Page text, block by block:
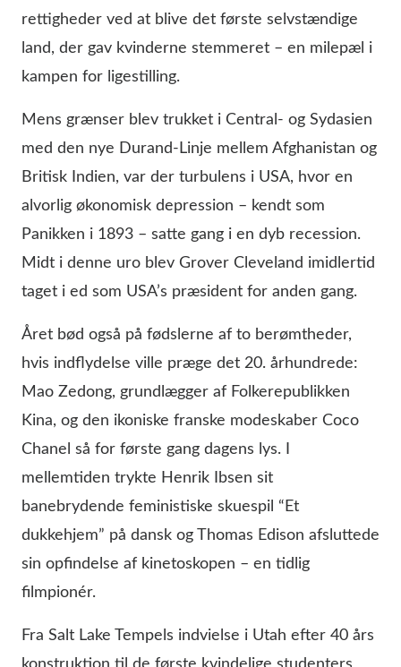
rettigheder ved at blive det første selvstændige
land, der gav kvinderne stemmeret – en milepæl i
kampen for ligestilling.
Mens grænser blev trukket i Central- og Sydasien
med den nye Durand-Linje mellem Afghanistan og
Britisk Indien, var der turbulens i USA, hvor en
alvorlig økonomisk depression – kendt som
Panikken i 1893 – satte gang i en dyb recession.
Midt i denne uro blev Grover Cleveland imidlertid
taget i ed som USA’s præsident for anden gang.
Året bød også på fødslerne af to berømtheder,
hvis indflydelse ville præge det 20. århundrede:
Mao Zedong, grundlægger af Folkerepublikken
Kina, og den ikoniske franske modeskaber Coco
Chanel så for første gang dagens lys. I
mellemtiden trykte Henrik Ibsen sit
banebrydende feministiske skuespil “Et
dukkehjem” på dansk og Thomas Edison afsluttede
sin opfindelse af kinetoskopen – en tidlig
filmpionér.
Fra Salt Lake Tempels indvielse i Utah efter 40 års